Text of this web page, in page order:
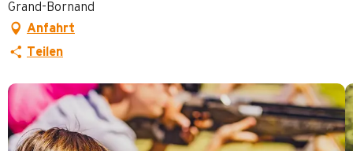
Grand-Bornand
Anfahrt
Teilen